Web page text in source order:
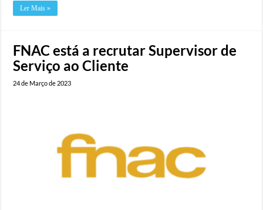
Ler Mais »
FNAC está a recrutar Supervisor de
Serviço ao Cliente
24 de Março de 2023